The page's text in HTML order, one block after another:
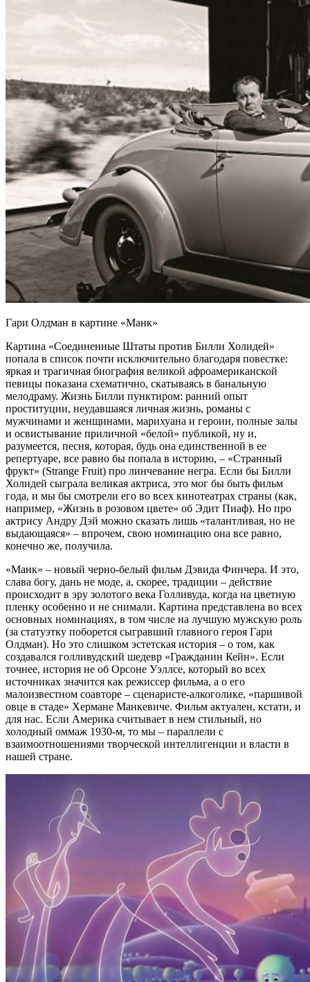
Гари Олдман в картине «Манк»
Картина «Соединенные Штаты против Билли Холидей»
попала в список почти исключительно благодаря повестке:
яркая и трагичная биография великой афроамериканской
певицы показана схематично, скатываясь в банальную
мелодраму. Жизнь Билли пунктиром: ранний опыт
проституции, неудавшаяся личная жизнь, романы с
мужчинами и женщинами, марихуана и героин, полные залы
и освистывание приличной «белой» публикой, ну и,
разумеется, песня, которая, будь она единственной в ее
репертуаре, все равно бы попала в историю, – «Странный
фрукт» (Strange Fruit) про линчевание негра. Если бы Билли
Холидей сыграла великая актриса, это мог бы быть фильм
года, и мы бы смотрели его во всех кинотеатрах страны (как,
например, «Жизнь в розовом цвете» об Эдит Пиаф). Но про
актрису Андру Дэй можно сказать лишь «талантливая, но не
выдающаяся» – впрочем, свою номинацию она все равно,
конечно же, получила.
«Манк» – новый черно-белый фильм Дэвида Финчера. И это,
слава богу, дань не моде, а, скорее, традиции – действие
происходит в эру золотого века Голливуда, когда на цветную
пленку особенно и не снимали. Картина представлена во всех
основных номинациях, в том числе на лучшую мужскую роль
(за статуэтку поборется сыгравший главного героя Гари
Олдман). Но это слишком эстетская история – о том, как
создавался голливудский шедевр «Гражданин Кейн». Если
точнее, история не об Орсоне Уэллсе, который во всех
источниках значится как режиссер фильма, а о его
малоизвестном соавторе – сценаристе-алкоголике, «паршивой
овце в стаде» Хермане Манкевиче. Фильм актуален, кстати, и
для нас. Если Америка считывает в нем стильный, но
холодный оммаж 1930-м, то мы – параллели с
взаимоотношениями творческой интеллигенции и власти в
нашей стране.